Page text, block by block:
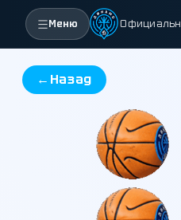
Меню
← Назад